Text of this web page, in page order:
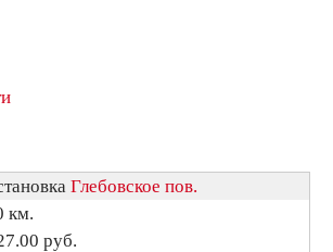
Глебовское пов.
км.
руб.